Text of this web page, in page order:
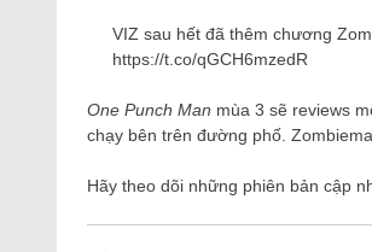
VIZ sau hết đã thêm chương
https://t.co/qGCH6mzedR
One Punch Man mùa 3 sẽ reviews
chạy bên trên đường phố.
Hãy theo dõi những phiên bản cập